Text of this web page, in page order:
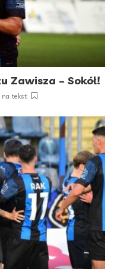
Zawisza – Sokół!
tekst